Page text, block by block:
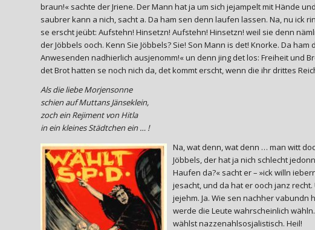
braun!« sachte der Jriene. Der Mann hat ja um sich jejampelt mit Hände
saubrer kann a nich, sacht a. Da ham sen denn laufen lassen. Na, nu ick
se erscht jeübt: Aufstehn! Hinsetzn! Aufstehn! Hinsetzn! weil sie denn
der Jöbbels ooch. Kenn Sie Jöbbels? Sie! Son Mann is det! Knorke. Da
Anwesenden nadhierlich ausjenomm!« un denn jing det los: Freiheit und
det Brot hatten se noch nich da, det kommt erscht, wenn die ihr drittes
Als die liebe Morjensonne
schien auf Muttans Jänseklein,
zoch ein Rejiment von Hitla
in ein kleines Städtchen ein … !
Na, wat denn, wat denn … man witt
Jöbbels, der hat ja nich schlecht
Haufen da?« sacht er – »ick willn
jesacht, und da hat er ooch janz
jejehm. Ja. Wie sen nachher vabundn
werde die Leute wahrscheinlich
wählst nazzenahlsosjalistisch. Heil!